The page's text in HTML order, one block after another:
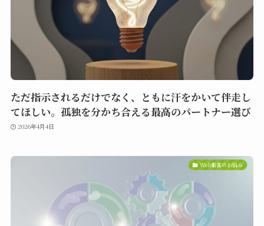
ただ指示されるだけでなく、ともに汗をかいて伴走し
てほしい。孤独を分かち合える最高のパートナー選び
2026年4月4日
Web集客のお悩み